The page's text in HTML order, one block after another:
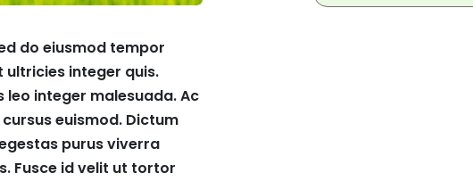
do eiusmod tempor
ultricies integer quis.
integer malesuada. Ac
euismod. Dictum
purus viverra
Fusce id velit ut tortor